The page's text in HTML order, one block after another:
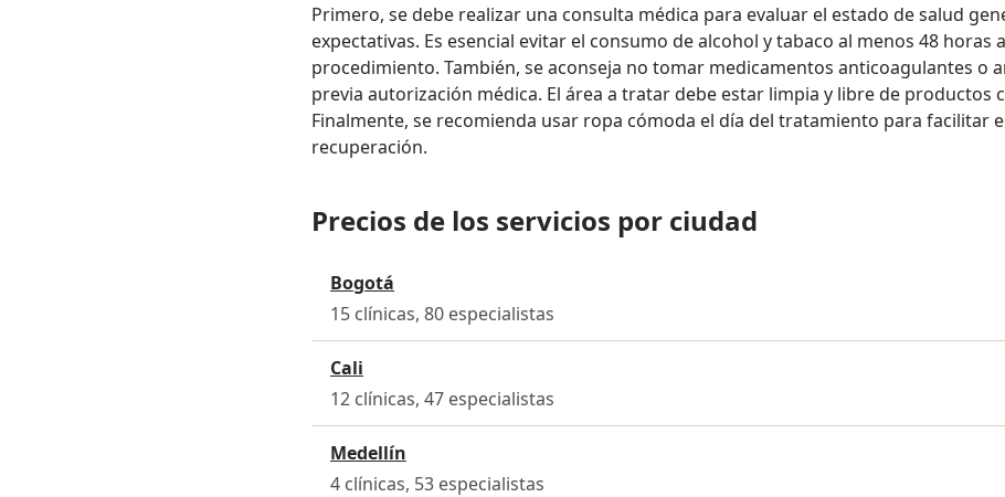
Primero, se debe realizar una consulta médica para evaluar el estado de salud
expectativas. Es esencial evitar el consumo de alcohol y tabaco al menos 48 horas
procedimiento. También, se aconseja no tomar medicamentos anticoagulantes o
previa autorización médica. El área a tratar debe estar limpia y libre de productos
Finalmente, se recomienda usar ropa cómoda el día del tratamiento para facilitar
recuperación.
Precios de los servicios por ciudad
Bogotá
15 clínicas, 80 especialistas
Cali
12 clínicas, 47 especialistas
Medellín
4 clínicas, 53 especialistas